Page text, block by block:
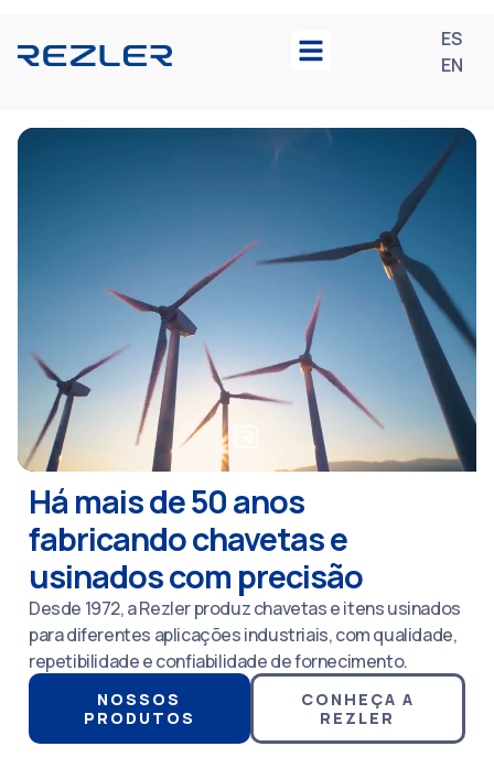
ES
EN
Há mais de 50 anos
fabricando chavetas e
usinados com precisão
Desde 1972, a Rezler produz chavetas e itens usinados
para diferentes aplicações industriais, com qualidade,
repetibilidade e confiabilidade de fornecimento.
NOSSOS
PRODUTOS
CONHEÇA A
REZLER